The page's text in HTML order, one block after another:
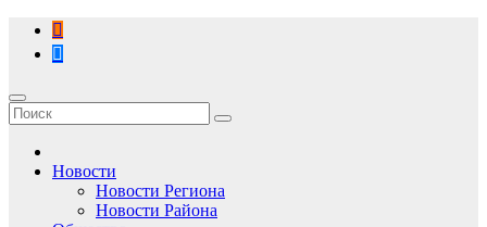
Перейти
содержимому
Новости
Новости Региона
Новости Района